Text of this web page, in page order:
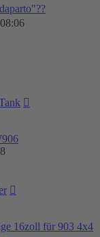
16zoll für 903 4x4